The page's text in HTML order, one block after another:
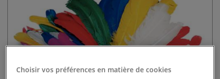
Choisir vos préférences en matière de cookies